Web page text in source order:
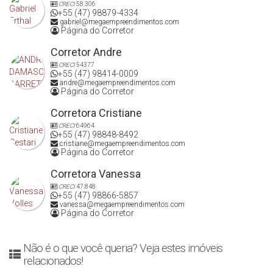
CRECI58.306
+55 (47) 98879-4334
gabriel@megaempreendimentos.com
Página do Corretor
Corretor Andre
CRECI54377
+55 (47) 98414-0009
andre@megaempreendimentos.com
Página do Corretor
Corretora Cristiane
CRECI64964
+55 (47) 98848-8492
cristiane@megaempreendimentos.com
Página do Corretor
Corretora Vanessa
CRECI47.848
+55 (47) 98866-5857
vanessa@megaempreendimentos.com
Página do Corretor
Não é o que você queria? Veja estes imóveis
relacionados!